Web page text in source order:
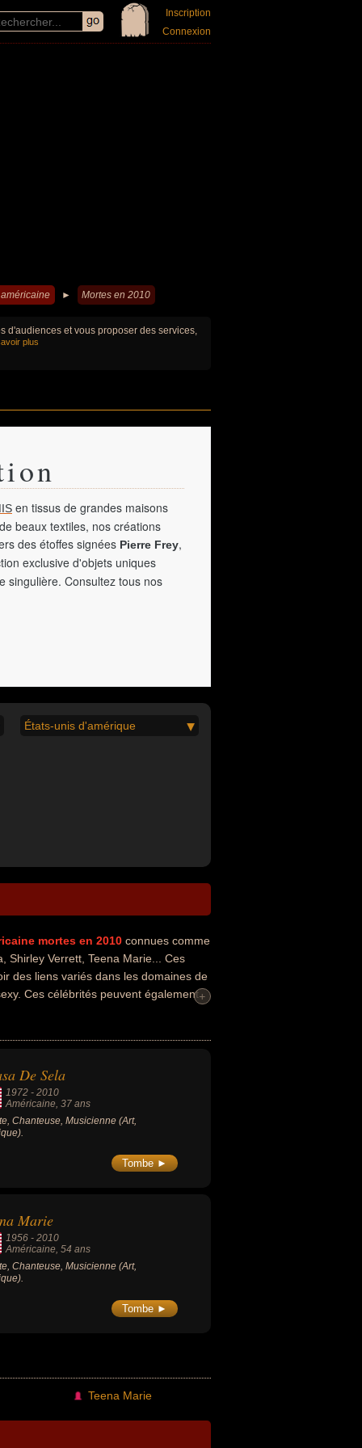
Inscription
Connexion
► Mortes en 2010
d'audiences et vous proposer des services,
plus
en tissus de grandes maisons
beaux textiles, nos créations
des étoffes signées Pierre Frey,
exclusive d'objets uniques
singulière. Consultez tous nos
États-unis d'amérique
mortes en 2010 connues comme
Shirley Verrett, Teena Marie... Ces
des liens variés dans les domaines de
Ces célébrités peuvent également+
De Sela
1972 -2010
Américaine, 37 ans
Chanteuse, Musicienne (Art,
Tombe ►
Marie
1956 -2010
Américaine, 54 ans
Chanteuse, Musicienne (Art,
Tombe ►
Teena Marie